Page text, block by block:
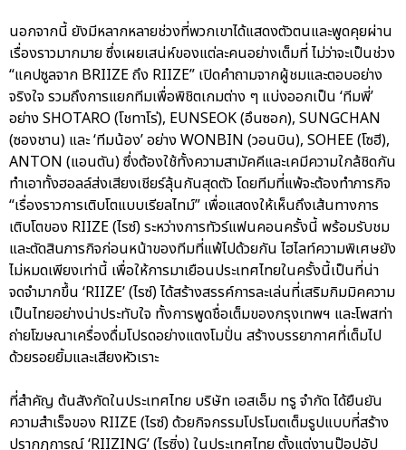
นอกจากนี้ ยังมีหลากหลายช่วงที่พวกเขาได้แสดงตัวตนและพูดคุยผ่าน
เรื่องราวมากมาย ซึ่งเผยเสน่ห์ของแต่ละคนอย่างเต็มที่ ไม่ว่าจะเป็นช่วง
“แคปซูลจาก BRIIZE ถึง RIIZE” เปิดคำถามจากผู้ชมและตอบอย่าง
จริงใจ รวมถึงการแยกทีมเพื่อพิชิตเกมต่าง ๆ แบ่งออกเป็น ‘ทีมพี่’
อย่าง SHOTARO (โชทาโร่), EUNSEOK (อึนซอก), SUNGCHAN
(ซองชาน) และ ‘ทีมน้อง’ อย่าง WONBIN (วอนบิน), SOHEE (โซฮี),
ANTON (แอนตัน) ซึ่งต้องใช้ทั้งความสามัคคีและเคมีความใกล้ชิดกัน
ทำเอาทั้งฮอลล์ส่งเสียงเชียร์ลุ้นกันสุดตัว โดยทีมที่แพ้จะต้องทำภารกิจ
“เรื่องราวการเติบโตแบบเรียลไทม์” เพื่อแสดงให้เห็นถึงเส้นทางการ
เติบโตของ RIIZE (ไรซ์) ระหว่างการทัวร์แฟนคอนครั้งนี้ พร้อมรับชม
และตัดสินภารกิจก่อนหน้าของทีมที่แพ้ไปด้วยกัน ไฮไลท์ความพิเศษยัง
ไม่หมดเพียงเท่านี้ เพื่อให้การมาเยือนประเทศไทยในครั้งนี้เป็นที่น่า
จดจำมากขึ้น ‘RIIZE’ (ไรซ์) ได้สร้างสรรค์การละเล่นที่เสริมกิมมิคความ
เป็นไทยอย่างน่าประทับใจ ทั้งการพูดชื่อเต็มของกรุงเทพฯ และโพสท่า
ถ่ายโฆษณาเครื่องดื่มโปรดอย่างแตงโมปั่น สร้างบรรยากาศที่เต็มไป
ด้วยรอยยิ้มและเสียงหัวเราะ
ที่สำคัญ ต้นสังกัดในประเทศไทย บริษัท เอสเอ็ม ทรู จำกัด ได้ยืนยัน
ความสำเร็จของ RIIZE (ไรซ์) ด้วยกิจกรรมโปรโมตเต็มรูปแบบที่สร้าง
ปรากฏการณ์ ‘RIIZING’ (ไรซิ่ง) ในประเทศไทย ตั้งแต่งานป๊อปอัป